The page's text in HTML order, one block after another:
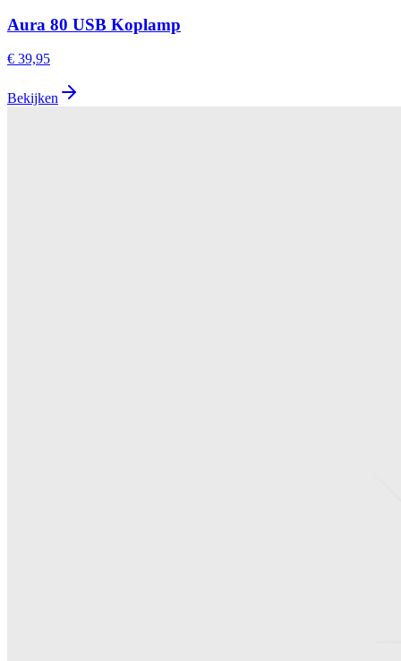
Aura 80 USB Koplamp
€ 39,95
Bekijken